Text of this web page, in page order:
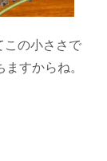
この小ささで
すからね。